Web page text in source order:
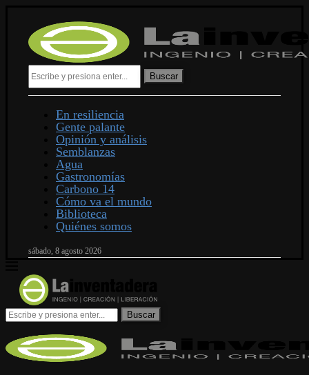
Buscar
En resiliencia
Gente palante
Opinión y análisis
Semblanzas
Agua
Gastronomías
Carbono 14
Cómo va el mundo
Biblioteca
Quiénes somos
sábado, 8 agosto 2026